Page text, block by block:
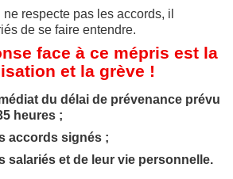
respecte pas les accords, il
de se faire entendre.
face à ce mépris est la
et la grève !
du délai de prévenance prévu
heures ;
accords signés ;
salariés et de leur vie personnelle.